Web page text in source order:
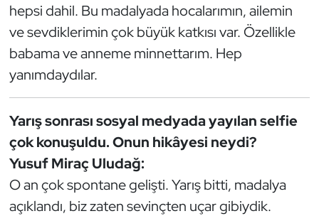
hepsi dahil. Bu madalyada hocalarımın, ailemin
ve sevdiklerimin çok büyük katkısı var. Özellikle
babama ve anneme minnettarım. Hep
yanımdaydılar.
Yarış sonrası sosyal medyada yayılan selfie
çok konuşuldu. Onun hikâyesi neydi?
Yusuf Miraç Uludağ:
O an çok spontane gelişti. Yarış bitti, madalya
açıklandı, biz zaten sevinçten uçar gibiydik.